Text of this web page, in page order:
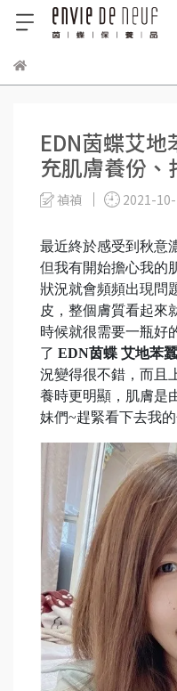
EDN茵蝶艾
充肌膚養份、
禎禎 2021-
最近終於感受到秋意
但我有開始擔心我的
狀況就會頻頻出現問
皮，整個膚質看起來
時候就很需要一瓶好
了 EDN茵蝶 艾地苯
況變得很不錯，而且
養時更明顯，肌膚是
妹們~趕緊看下去我的